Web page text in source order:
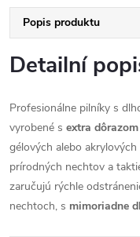
Popis produktu
Detailní
Profesionálne pilníky s
vyrobené s extra
gélových alebo
prírodných nechtov a
zaručujú rýchle
nechtoch, s mimoriadne